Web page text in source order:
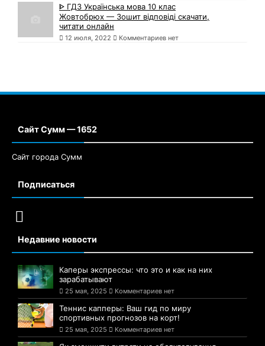
ᐈ ГДЗ Українська мова 10 клас
Жовтобрюх — Зошит відповіді скачати,
читати онлайн
12 июля, 2022 Комментариев нет
Сайт Сумм — 1652
Сайт города Сумм
Подписаться
Недавние новости
Каперы экспрессы: что это и как на них
зарабатывают
25 мая, 2025 Комментариев нет
Теннис капперы: Ваш гид по миру
спортивных прогнозов на корт!
25 мая, 2025 Комментариев нет